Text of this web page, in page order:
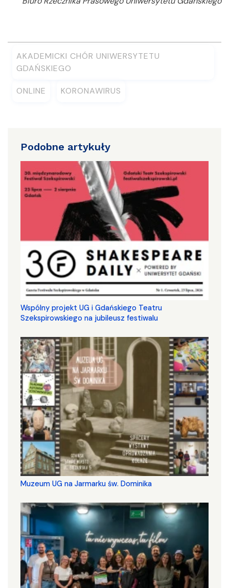
AKADEMICKI CHÓR UNIWERSYTETU
GDAŃSKIEGO
ONLINE KORONAWIRUS
Podobne artykuły
Wspólny projekt UG i Gdańskiego Teatru
Szekspirowskiego na jubileusz festiwalu
Muzeum UG na Jarmarku św. Dominika